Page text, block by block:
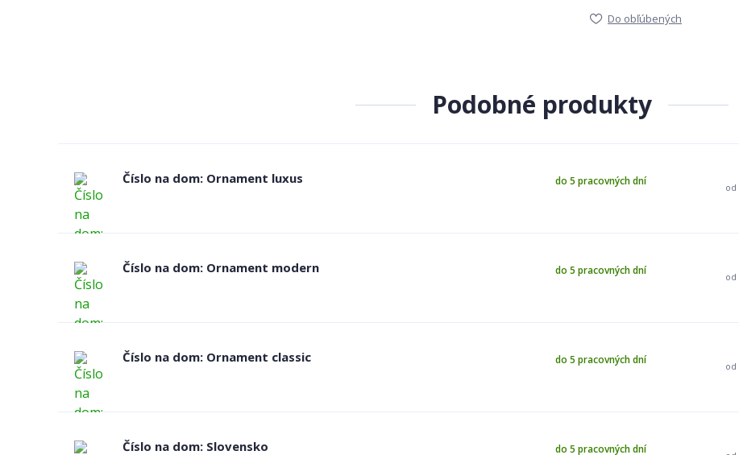
Do obľúbených
Podobné produkty
Číslo na dom: Ornament luxus
od
do 5 pracovných dní
Číslo na dom: Ornament modern
od
do 5 pracovných dní
Číslo na dom: Ornament classic
od
do 5 pracovných dní
Číslo na dom: Slovensko do 5 pracovných dní